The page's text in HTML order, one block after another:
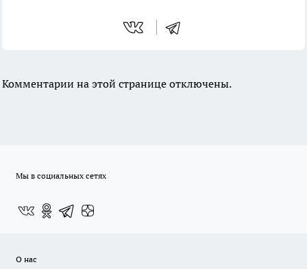
Комментарии на этой странице отключены.
Мы в социальных сетях
О нас